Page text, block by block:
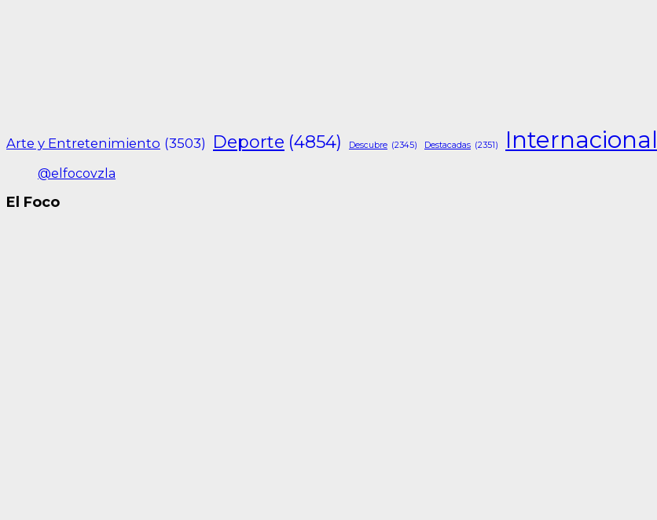
Arte y Entretenimiento (3503) Deporte (4854) Descubre (2345) Destacadas (2351) Internacional
@elfocovzla
El Foco